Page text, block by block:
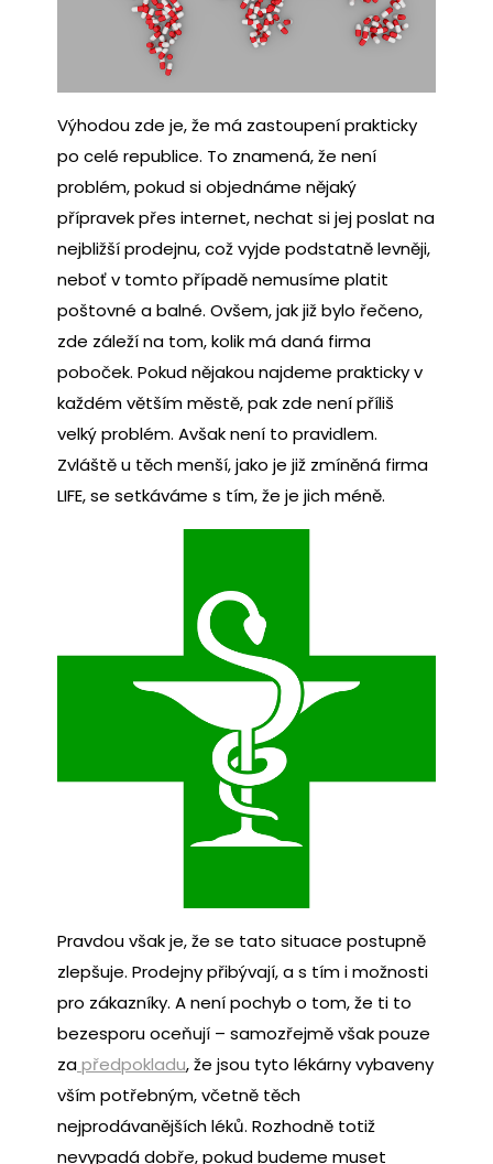
Výhodou zde je, že má zastoupení prakticky
po celé republice. To znamená, že není
problém, pokud si objednáme nějaký
přípravek přes internet, nechat si jej poslat na
nejbližší prodejnu, což vyjde podstatně levněji,
neboť v tomto případě nemusíme platit
poštovné a balné. Ovšem, jak již bylo řečeno,
zde záleží na tom, kolik má daná firma
poboček. Pokud nějakou najdeme prakticky v
každém větším městě, pak zde není příliš
velký problém. Avšak není to pravidlem.
Zvláště u těch menší, jako je již zmíněná firma
LIFE, se setkáváme s tím, že je jich méně.
Pravdou však je, že se tato situace postupně
zlepšuje. Prodejny přibývají, a s tím i možnosti
pro zákazníky. A není pochyb o tom, že ti to
bezesporu oceňují – samozřejmě však pouze
zapředpokladu, že jsou tyto lékárny vybaveny
vším potřebným, včetně těch
nejprodávanějších léků. Rozhodně totiž
nevypadá dobře, pokud budeme muset